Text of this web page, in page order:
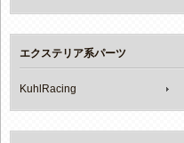
エクステリア系パーツ
KuhlRacing